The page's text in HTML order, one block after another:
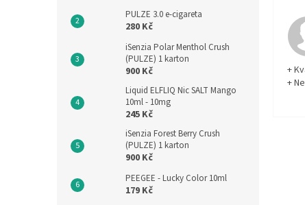
PULZE 3.0 e-cigareta
280 Kč
iSenzia Polar Menthol Crush
(PULZE) 1 karton
900 Kč
Liquid ELFLIQ Nic SALT Mango
10ml - 10mg
245 Kč
iSenzia Forest Berry Crush
(PULZE) 1 karton
900 Kč
PEEGEE - Lucky Color 10ml
179 Kč
+
+